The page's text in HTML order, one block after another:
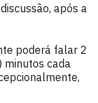
após a
poderá falar 2
minutos cada